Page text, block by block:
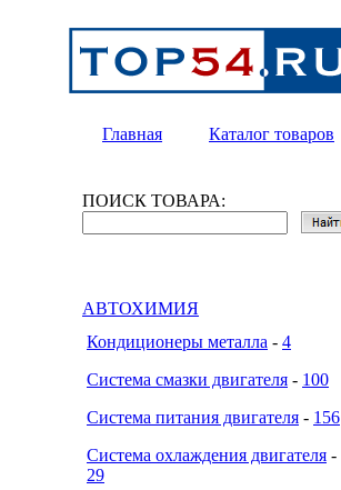
Главная Каталог товаров
ПОИСК ТОВАРА:
АВТОХИМИЯ
Кондиционеры металла - 4
Система смазки двигателя - 100
Система питания двигателя - 156
Система охлаждения двигателя -
29